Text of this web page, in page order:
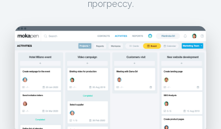
прогрессу.